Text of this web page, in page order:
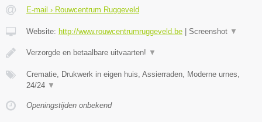
E-mail › Rouwcentrum Ruggeveld
Website: http://www.rouwcentrumruggeveld.be Screenshot ▼
Verzorgde en betaalbare uitvaarten! ▼
Crematie, Drukwerk in eigen huis, Assierraden, Moderne urnes,
24/24 ▼
Openingstijden onbekend